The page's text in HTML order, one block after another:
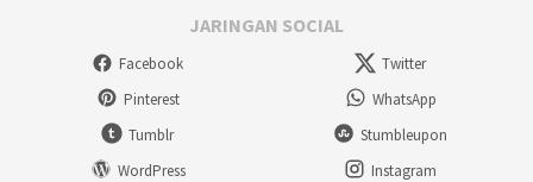
JARINGAN SOCIAL
Facebook
Twitter
Pinterest
WhatsApp
Tumblr
Stumbleupon
WordPress
Instagram